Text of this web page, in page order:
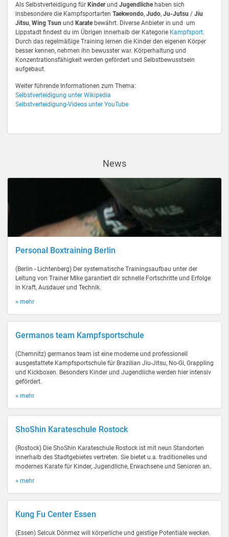
Als Selbstverteidigung für Kinderund Jugendlichehaben sich
insbesondere die Kampfsportarten Taekwondo, Judo, Ju-Jutsu / Jiu
Jitsu, Wing Tsun und Karatebewährt. Diverse Anbieter in und um
Lippstadt findest du im Übrigen innerhalb der Kategorie Kampfsport.
Durch das regelmäßige Training lernen die Kinder den eigenen Körper
besser kennen, nehmen ihn bewusster war. Körperhaltung und
Konzentrationsfähigkeit werden gefördert und Selbstbewusstsein
aufgebaut.
Weiter führende Informationen zum Thema:
Selbstverteidigung unter Wikipedia
Selbstverteidigung-Videos unter YouTube
News
Personal Boxtraining Berlin
(Berlin - Lichtenberg) Der systematische Trainingsaufbau unter der
Leitung von Trainer Mike garantiert dir schnelle Fortschritte und Erfolge
in Kraft, Ausdauer und Technik.
» mehr
Germanos team Kampfsportschule
(Chemnitz) germanos team ist eine moderne und professionell
ausgestattete Kampfsportschule für Brazilian Jiu-Jitsu, No-Gi, Grappling
und Kickboxen. Besonders Kinder und Jugendliche werden hier intensiv
gefördert.
» mehr
ShoShin Karateschule Rostock
(Rostock) Die ShoShin Karateschule Rostock ist mit neun Standorten
innerhalb des Stadtgebietes vertreten. Sie bietet u.a. traditionelles und
modernes Karate für Kinder, Jugendliche, Erwachsene und Senioren an.
» mehr
Kung Fu Center Essen
(Essen) Selcuk Dönmez will körperliche und geistige Potentiale wecken.